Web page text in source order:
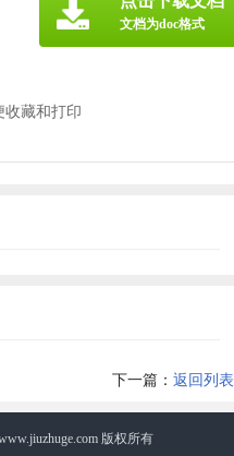
收藏和打印
文档为doc格式
下一篇： 返回列表
版权所有